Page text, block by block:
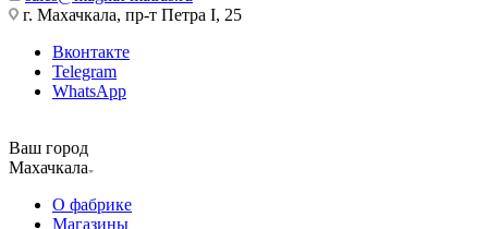
г. Махачкала, пр-т Петра I, 25
Вконтакте
Telegram
WhatsApp
Ваш город
Махачкала
О фабрике
Магазины